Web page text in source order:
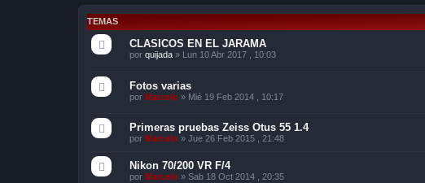
TEMAS
CLASICOS EN EL JARAMA
por quijada » Lun 10 Abr 2017 , 10:03
Fotos varias
por Marcelo » Mié 19 Feb 2014 , 10:17
Primeras pruebas Zeiss Otus 55 1.4
por Marcelo » Jue 26 Feb 2015 , 21:48
Nikon 70/200 VR F/4
por Marcelo » Sab 18 Oct 2014 , 20:35